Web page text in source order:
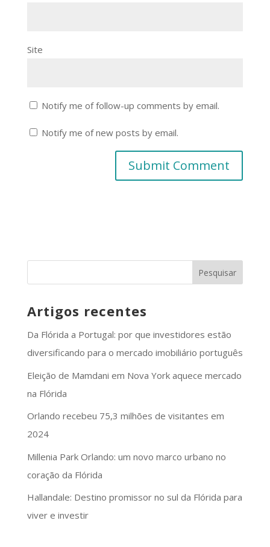
Site
Notify me of follow-up comments by email.
Notify me of new posts by email.
Artigos recentes
Da Flórida a Portugal: por que investidores estão
diversificando para o mercado imobiliário português
Eleição de Mamdani em Nova York aquece mercado
na Flórida
Orlando recebeu 75,3 milhões de visitantes em
2024
Millenia Park Orlando: um novo marco urbano no
coração da Flórida
Hallandale: Destino promissor no sul da Flórida para
viver e investir